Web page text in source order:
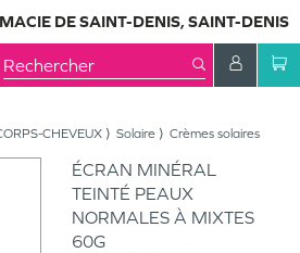
DE SAINT-DENIS, SAINT-DENIS
CHEVEUX Solaire Crèmes solaires
ÉCRAN MINÉRAL
TEINTÉ PEAUX
NORMALES À MIXTES
60G